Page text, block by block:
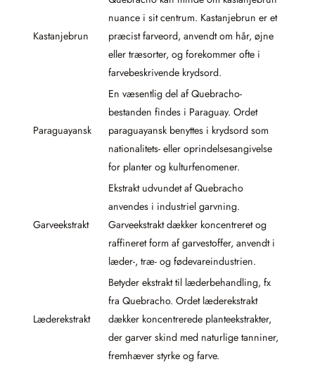
Kastanjebrun
nuance i sit centrum. Kastanjebrun er et
præcist farveord, anvendt om hår, øjne
eller træsorter, og forekommer ofte i
farvebeskrivende krydsord.
Paraguayansk
En væsentlig del af Quebracho-
bestanden findes i Paraguay. Ordet
paraguayansk benyttes i krydsord som
nationalitets- eller oprindelsesangivelse
for planter og kulturfenomener.
Garveekstrakt
Ekstrakt udvundet af Quebracho
anvendes i industriel garvning.
Garveekstrakt dækker koncentreret og
raffineret form af garvestoffer, anvendt i
læder-, træ- og fødevareindustrien.
Læderekstrakt
Betyder ekstrakt til læderbehandling, fx
fra Quebracho. Ordet læderekstrakt
dækker koncentrerede planteekstrakter,
der garver skind med naturlige tanniner,
fremhæver styrke og farve.